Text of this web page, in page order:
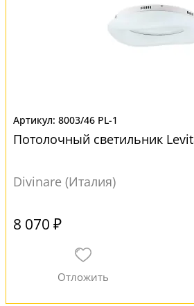
8003/46 PL-1
Потолочный светильник
Divinare (Италия)
8 070 ₽